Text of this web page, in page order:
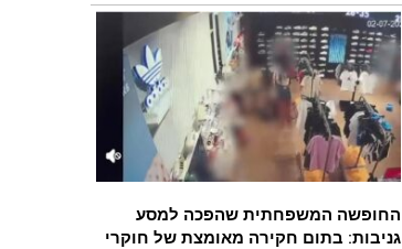
החופשה המשפחתית שהפכה למסע
גניבות: בתום חקירה מאומצת של חוקרי